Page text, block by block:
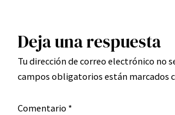
Deja una respuesta
Tu dirección de correo electrónico no
campos obligatorios están marcados
Comentario *